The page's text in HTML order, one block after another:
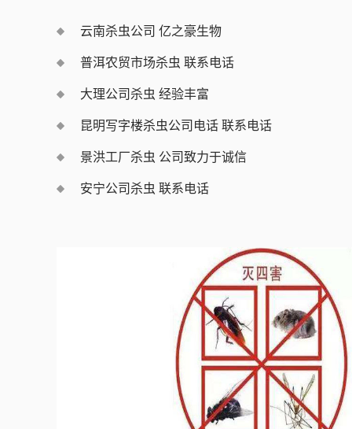
云南杀虫公司 亿之豪生物
普洱农贸市场杀虫 联系电话
大理公司杀虫 经验丰富
昆明写字楼杀虫公司电话 联系电话
景洪工厂杀虫 公司致力于诚信
安宁公司杀虫 联系电话